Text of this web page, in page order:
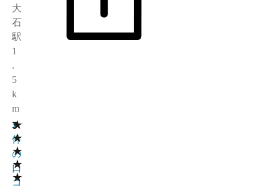
大
石
駅
1
.
5
k
m
★
★
★
★
★
3
1
件
の
口
コ